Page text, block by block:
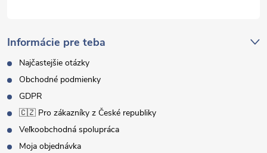
Informácie pre teba
Najčastejšie otázky
Obchodné podmienky
GDPR
🇨🇿 Pro zákazníky z České republiky
Veľkoobchodná spolupráca
Moja objednávka